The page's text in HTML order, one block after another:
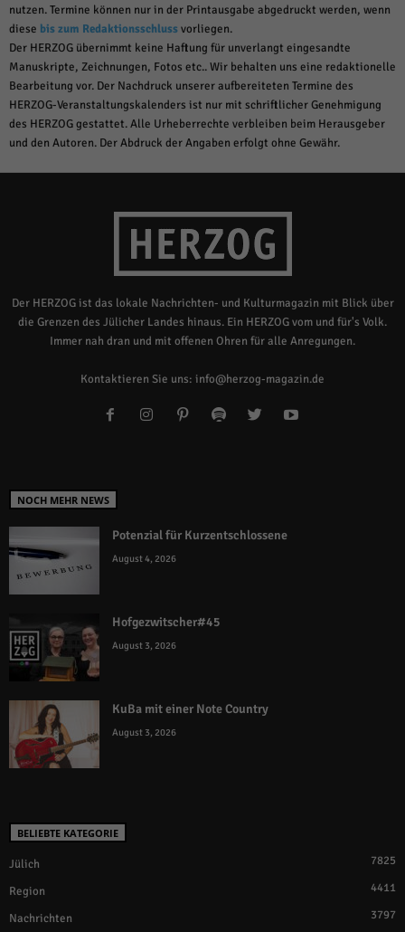
nutzen. Termine können nur in der Printausgabe abgedruckt werden, wenn
diese bis zum Redaktionsschlussvorliegen.
Der HERZOG übernimmt keine Haftung für unverlangt eingesandte
Manuskripte, Zeichnungen, Fotos etc.. Wir behalten uns eine redaktionelle
Bearbeitung vor. Der Nachdruck unserer aufbereiteten Termine des
HERZOG-Veranstaltungskalenders ist nur mit schriftlicher Genehmigung
des HERZOG gestattet. Alle Urheberrechte verbleiben beim Herausgeber
und den Autoren. Der Abdruck der Angaben erfolgt ohne Gewähr.
Der HERZOG ist das lokale Nachrichten- und Kulturmagazin mit Blick über
die Grenzen des Jülicher Landes hinaus. Ein HERZOG vom und für's Volk.
Immer nah dran und mit offenen Ohren für alle Anregungen.
Kontaktieren Sie uns: info@herzog-magazin.de
NOCH MEHR NEWS
Potenzial für Kurzentschlossene
August 4, 2026
Hofgezwitscher#45
August 3, 2026
KuBa mit einer Note Country
August 3, 2026
BELIEBTE KATEGORIE
Jülich 7825
Region 4411
Nachrichten 3797